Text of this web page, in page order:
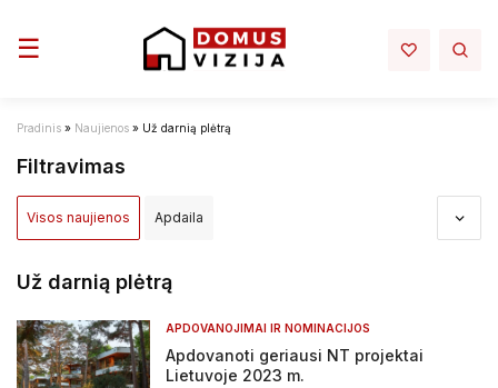
Toggle navigation
☰
Pradinis » Naujienos » Už darnią plėtrą
Filtravimas
Visos naujienos Apdaila
Infrastruktura Interjeras Inžinerija
Už darnią plėtrą
APDOVANOJIMAI IR NOMINACIJOS
Apdovanoti geriausi NT projektai
Lietuvoje 2023 m.